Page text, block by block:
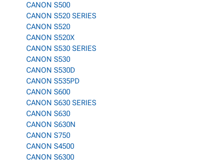
CANON S500
CANON S520 SERIES
CANON S520
CANON S520X
CANON S530 SERIES
CANON S530
CANON S530D
CANON S535PD
CANON S600
CANON S630 SERIES
CANON S630
CANON S630N
CANON S750
CANON S4500
CANON S6300